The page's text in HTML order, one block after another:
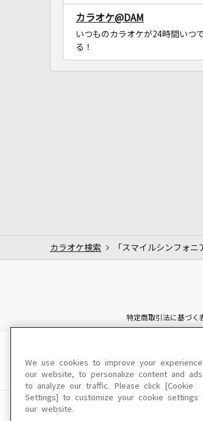
カラオケ@DAM
いつものカラオケが24時間いつ
る！
カラオケ検索 「スマイルシンフォニ
特定商取引法に基づく
このサイトに掲載さ
We use cookies to improve your
our website, to personalize content and ads
to analyze our traffic. Please click [Cookie
Settings] to customize your cookie settings
our website.